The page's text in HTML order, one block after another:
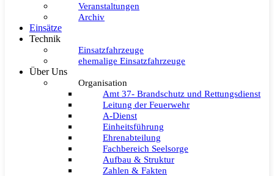
Veranstaltungen
Archiv
Einsätze
Technik
Einsatzfahrzeuge
ehemalige Einsatzfahrzeuge
Über Uns
Organisation
Amt 37- Brandschutz und Rettungsdienst
Leitung der Feuerwehr
A-Dienst
Einheitsführung
Ehrenabteilung
Fachbereich Seelsorge
Aufbau & Struktur
Zahlen & Fakten